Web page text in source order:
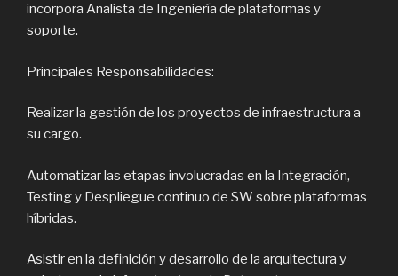
incorpora Analista de Ingeniería de plataformas y
soporte.
Principales Responsabilidades:
Realizar la gestión de los proyectos de infraestructura a
su cargo.
Automatizar las etapas involucradas en la Integración,
Testing y Despliegue continuo de SW sobre plataformas
híbridas.
Asistir en la definición y desarrollo de la arquitectura y